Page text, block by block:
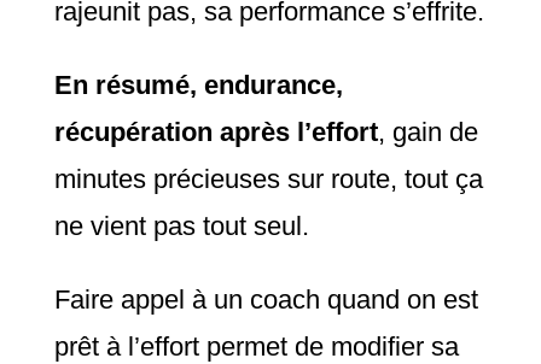
rajeunit pas, sa performance s’effrite.
En résumé, endurance,
récupération après l’effort, gain de
minutes précieuses sur route, tout ça
ne vient pas tout seul.
Faire appel à un coach quand on est
prêt à l’effort permet de modifier sa